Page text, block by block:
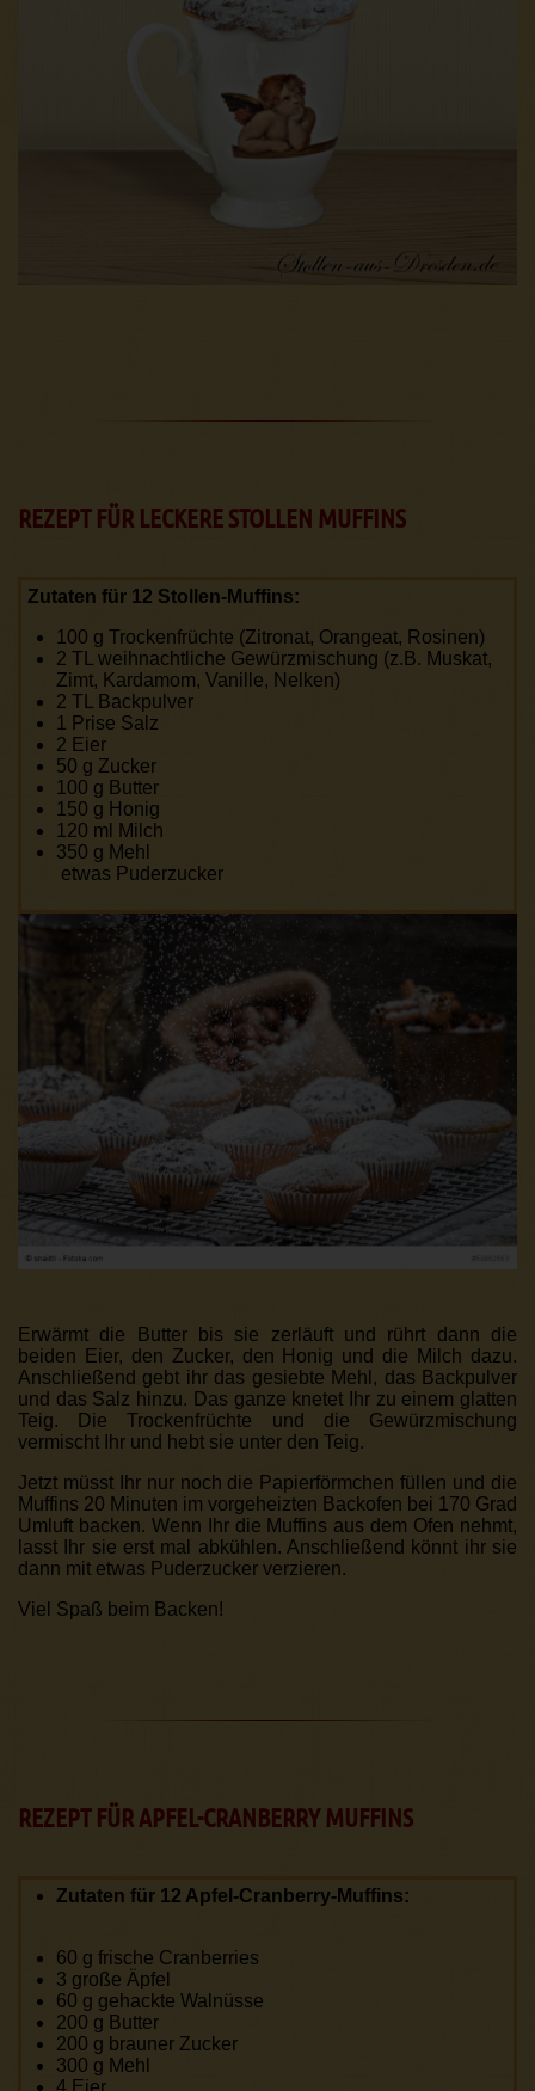
REZEPT FÜR LECKERE STOLLEN MUFFINS
Zutaten für 12 Stollen-Muffins:
100 g Trockenfrüchte (Zitronat, Orangeat, Rosinen)
2 TL weihnachtliche Gewürzmischung (z.B. Muskat,
Zimt, Kardamom, Vanille, Nelken)
2 TL Backpulver
1 Prise Salz
2 Eier
50 g Zucker
100 g Butter
150 g Honig
120 ml Milch
350 g Mehl
etwas Puderzucker
Erwärmt die Butter bis sie zerläuft und rührt dann die
beiden Eier, den Zucker, den Honig und die Milch dazu.
Anschließend gebt ihr das gesiebte Mehl, das Backpulver
und das Salz hinzu. Das ganze knetet Ihr zu einem glatten
Teig. Die Trockenfrüchte und die Gewürzmischung
vermischt Ihr und hebt sie unter den Teig.
Jetzt müsst Ihr nur noch die Papierförmchen füllen und die
Muffins 20 Minuten im vorgeheizten Backofen bei 170 Grad
Umluft backen. Wenn Ihr die Muffins aus dem Ofen nehmt,
lasst Ihr sie erst mal abkühlen. Anschließend könnt ihr sie
dann mit etwas Puderzucker verzieren.
Viel Spaß beim Backen!
REZEPT FÜR APFEL-CRANBERRY MUFFINS
Zutaten für 12 Apfel-Cranberry-Muffins:
60 g frische Cranberries
3 große Äpfel
60 g gehackte Walnüsse
200 g Butter
200 g brauner Zucker
300 g Mehl